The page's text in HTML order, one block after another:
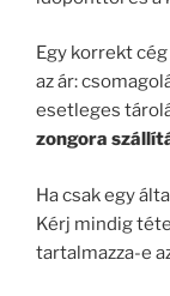
Egy korrekt
az ár:
esetleges
zongora
Ha csak egy
Kérj mindig
tartalmazza-e